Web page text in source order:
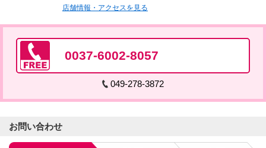
店舗情報・アクセスを見る
0037-6002-8057
049-278-3872
お問い合わせ